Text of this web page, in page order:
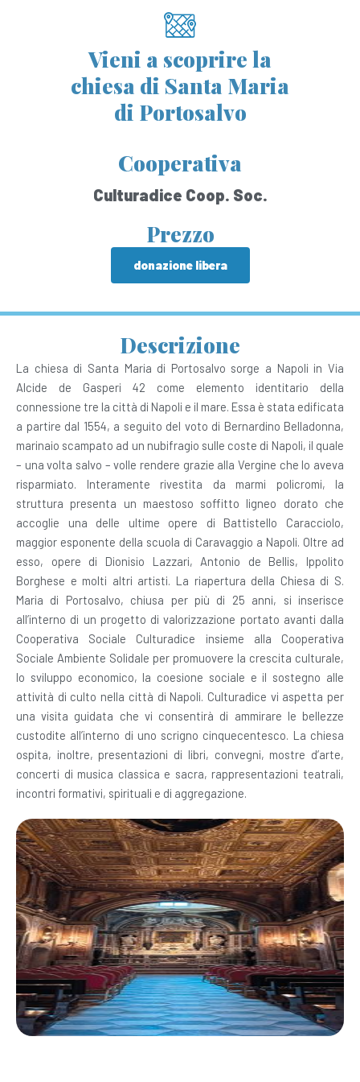
Vieni a scoprire la
chiesa di Santa Maria
di Portosalvo
Cooperativa
Culturadice Coop. Soc.
Prezzo
donazione libera
Descrizione
La chiesa di Santa Maria di Portosalvo sorge a Napoli in Via
Alcide de Gasperi 42 come elemento identitario della
connessione tre la città di Napoli e il mare. Essa è stata edificata
a partire dal 1554, a seguito del voto di Bernardino Belladonna,
marinaio scampato ad un nubifragio sulle coste di Napoli, il quale
– una volta salvo – volle rendere grazie alla Vergine che lo aveva
risparmiato. Interamente rivestita da marmi policromi, la
struttura presenta un maestoso soffitto ligneo dorato che
accoglie una delle ultime opere di Battistello Caracciolo,
maggior esponente della scuola di Caravaggio a Napoli. Oltre ad
esso, opere di Dionisio Lazzari, Antonio de Bellis, Ippolito
Borghese e molti altri artisti. La riapertura della Chiesa di S.
Maria di Portosalvo, chiusa per più di 25 anni, si inserisce
all’interno di un progetto di valorizzazione portato avanti dalla
Cooperativa Sociale Culturadice insieme alla Cooperativa
Sociale Ambiente Solidale per promuovere la crescita culturale,
lo sviluppo economico, la coesione sociale e il sostegno alle
attività di culto nella città di Napoli. Culturadice vi aspetta per
una visita guidata che vi consentirà di ammirare le bellezze
custodite all’interno di uno scrigno cinquecentesco. La chiesa
ospita, inoltre, presentazioni di libri, convegni, mostre d’arte,
concerti di musica classica e sacra, rappresentazioni teatrali,
incontri formativi, spirituali e di aggregazione.